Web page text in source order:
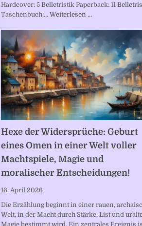
Hardcover: 5 Belletristik Paperback: 11
Taschenbuch:… Weiterlesen …
Hexe der Widersprüche: Geburt
eines Omen in einer Welt voller
Machtspiele, Magie und
moralischer Entscheidungen!
16. April 2026
Die Erzählung beginnt in einer rauen,
Welt, in der Macht durch Stärke, List und
Magie bestimmt wird. Ein zentrales Ereignis